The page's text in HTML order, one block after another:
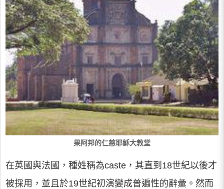
果阿邦的仁慈耶穌大教堂
在英國與法國，種姓稱為caste，其直到18世紀以後才
被採用，並且於19世紀初演變成普遍性的辭彙。然而